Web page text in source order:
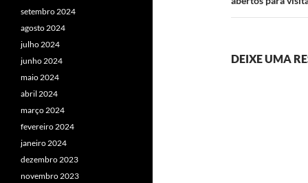
DEIXE UMA
setembro 2024
agosto 2024
julho 2024
junho 2024
maio 2024
abril 2024
março 2024
fevereiro 2024
janeiro 2024
dezembro 2023
novembro 2023